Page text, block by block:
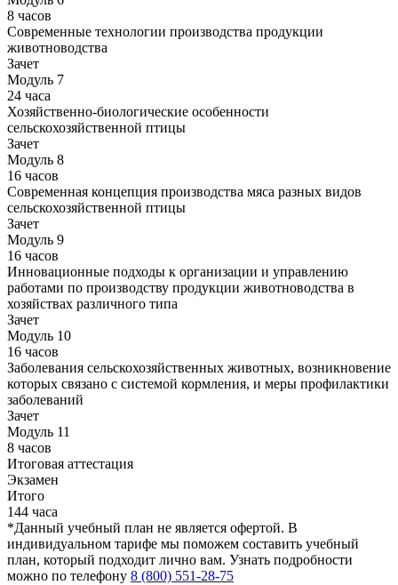
8 часов
Современные технологии производства продукции
животноводства
Зачет
Модуль 7
24 часа
Хозяйственно-биологические особенности
сельскохозяйственной птицы
Зачет
Модуль 8
16 часов
Современная концепция производства мяса разных видов
сельскохозяйственной птицы
Зачет
Модуль 9
16 часов
Инновационные подходы к организации и управлению
работами по производству продукции животноводства в
хозяйствах различного типа
Зачет
Модуль 10
16 часов
Заболевания сельскохозяйственных животных, возникновение
которых связано с системой кормления, и меры профилактики
заболеваний
Зачет
Модуль 11
8 часов
Итоговая аттестация
Экзамен
Итого
144 часа
*Данный учебный план не является офертой. В
индивидуальном тарифе мы поможем составить учебный
план, который подходит лично вам. Узнать подробности
можно по телефону 8 (800) 551-28-75